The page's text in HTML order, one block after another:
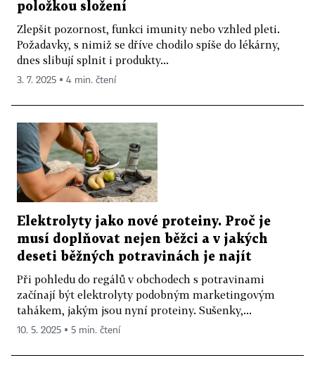
položkou složení
Zlepšit pozornost, funkci imunity nebo vzhled pleti.
Požadavky, s nimiž se dříve chodilo spíše do lékárny,
dnes slibují splnit i produkty...
3. 7. 2025 ▪ 4 min. čtení
Elektrolyty jako nové proteiny. Proč je
musí doplňovat nejen běžci a v jakých
deseti běžných potravinách je najít
Při pohledu do regálů v obchodech s potravinami
začínají být elektrolyty podobným marketingovým
tahákem, jakým jsou nyní proteiny. Sušenky,...
10. 5. 2025 ▪ 5 min. čtení